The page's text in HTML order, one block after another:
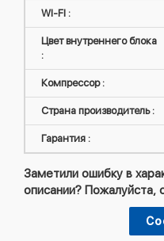
WI-FI :
Цвет внутреннего блока
:
Компрессор :
Страна производитель :
Гарантия :
Заметили ошибку в
описании? Пожалуйста,